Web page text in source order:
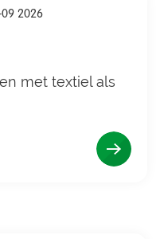
09 2026
met textiel als